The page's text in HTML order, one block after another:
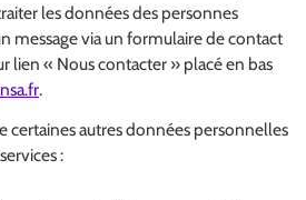
les données des personnes
message via un formulaire de contact
lien « Nous contacter » placé en bas
.
certaines autres données personnelles
: